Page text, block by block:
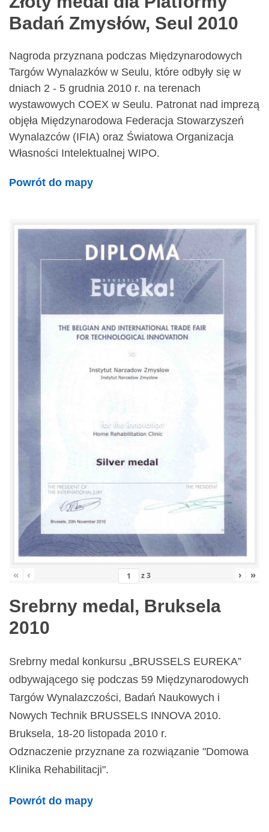
Badań Zmysłów, Seul 2010
Nagroda przyznana podczas Międzynarodowych
Targów Wynalazków w Seulu, które odbyły się w
dniach 2 - 5 grudnia 2010 r. na terenach
wystawowych COEX w Seulu. Patronat nad imprezą
objęła Międzynarodowa Federacja Stowarzyszeń
Wynalazców (IFIA) oraz Światowa Organizacja
Własności Intelektualnej WIPO.
Powrót do mapy
« ‹ z3 › »
Srebrny medal, Bruksela
2010
Srebrny medal konkursu „BRUSSELS EUREKA”
odbywającego się podczas 59 Międzynarodowych
Targów Wynalazczości, Badań Naukowych i
Nowych Technik BRUSSELS INNOVA 2010.
Bruksela, 18-20 listopada 2010 r.
Odznaczenie przyznane za rozwiązanie "Domowa
Klinika Rehabilitacji".
Powrót do mapy